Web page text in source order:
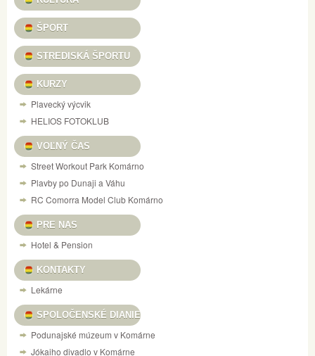
ŠPORT
STREDISKÁ ŠPORTU
KURZY
Plavecký výcvik
HELIOS FOTOKLUB
VOĽNÝ ČAS
Street Workout Park Komárno
Plavby po Dunaji a Váhu
RC Comorra Model Club Komárno
PRE NAS
Hotel & Pension
KONTAKTY
Lekárne
SPOLOČENSKÉ DIANIE
Podunajské múzeum v Komárne
Jókaiho divadlo v Komárne